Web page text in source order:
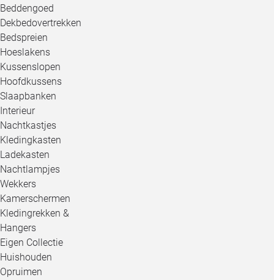
Beddengoed
Dekbedovertrekken
Bedspreien
Hoeslakens
Kussenslopen
Hoofdkussens
Slaapbanken
Interieur
Nachtkastjes
Kledingkasten
Ladekasten
Nachtlampjes
Wekkers
Kamerschermen
Kledingrekken &
Hangers
Eigen Collectie
Huishouden
Opruimen